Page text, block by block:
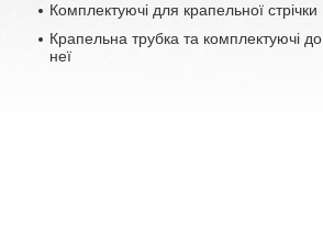
Комплектуючі для крапельної стрічки
Крапельна трубка та комплектуючі до
неї